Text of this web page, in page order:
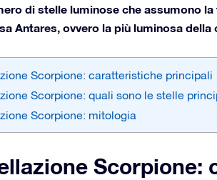
di stelle luminose che assumono
Antares, ovvero la più luminosa della
Scorpione: caratteristiche principali
Scorpione: quali sono le stelle
Scorpione: mitologia